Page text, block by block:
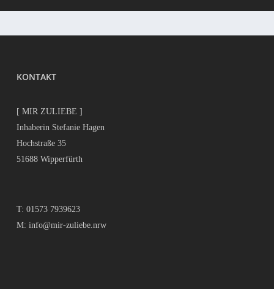
KONTAKT
[ MIR ZULIEBE ]
Inhaberin Stefanie Hagen
Hochstraße 35
51688 Wipperfürth
T: 01573 7939623
M: info@mir-zuliebe.nrw